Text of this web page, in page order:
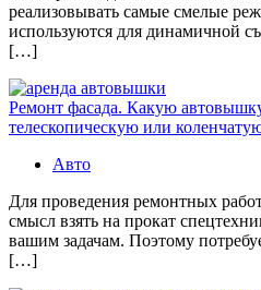
реализовывать самые смелые
используются для динамичной
[…]
Ремонт фасада. Какую
телескопическую или
Авто
Для проведения ремонтных
смысл взять на прокат
вашим задачам. Поэтому
[…]